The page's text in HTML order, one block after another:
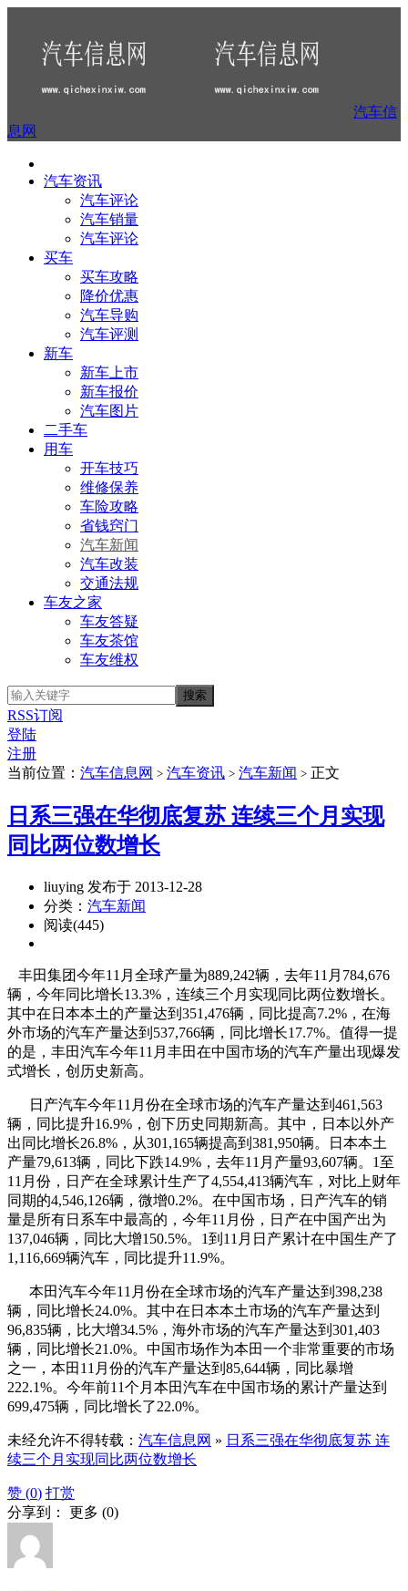
汽车信
息网
汽车资讯
汽车评论
汽车销量
汽车评论
买车
买车攻略
降价优惠
汽车导购
汽车评测
新车
新车上市
新车报价
汽车图片
二手车
用车
开车技巧
维修保养
车险攻略
省钱窍门
汽车新闻
汽车改装
交通法规
车友之家
车友答疑
车友茶馆
车友维权
RSS订阅
登陆
注册
当前位置： 汽车信息网 > 汽车资讯 > 汽车新闻 > 正文
日系三强在华彻底复苏 连续三个月实现
同比两位数增长
liuying 发布于 2013-12-28
分类： 汽车新闻
阅读(445)
丰田集团今年11月全球产量为889,242辆，去年11月784,676
辆，今年同比增长13.3%，连续三个月实现同比两位数增长。
其中在日本本土的产量达到351,476辆，同比提高7.2%，在海
外市场的汽车产量达到537,766辆，同比增长17.7%。值得一提
的是，丰田汽车今年11月丰田在中国市场的汽车产量出现爆发
式增长，创历史新高。
日产汽车今年11月份在全球市场的汽车产量达到461,563
辆，同比提升16.9%，创下历史同期新高。其中，日本以外产
出同比增长26.8%，从301,165辆提高到381,950辆。日本本土
产量79,613辆，同比下跌14.9%，去年11月产量93,607辆。1至
11月份，日产在全球累计生产了4,554,413辆汽车，对比上财年
同期的4,546,126辆，微增0.2%。在中国市场，日产汽车的销
量是所有日系车中最高的，今年11月份，日产在中国产出为
137,046辆，同比大增150.5%。1到11月日产累计在中国生产了
1,116,669辆汽车，同比提升11.9%。
本田汽车今年11月份在全球市场的汽车产量达到398,238
辆，同比增长24.0%。其中在日本本土市场的汽车产量达到
96,835辆，比大增34.5%，海外市场的汽车产量达到301,403
辆，同比增长21.0%。中国市场作为本田一个非常重要的市场
之一，本田11月份的汽车产量达到85,644辆，同比暴增
222.1%。今年前11个月本田汽车在中国市场的累计产量达到
699,475辆，同比增长了22.0%。
未经允许不得转载： 汽车信息网 » 日系三强在华彻底复苏 连
续三个月实现同比两位数增长
赞 (0) 打赏
分享到： 更多 (0)